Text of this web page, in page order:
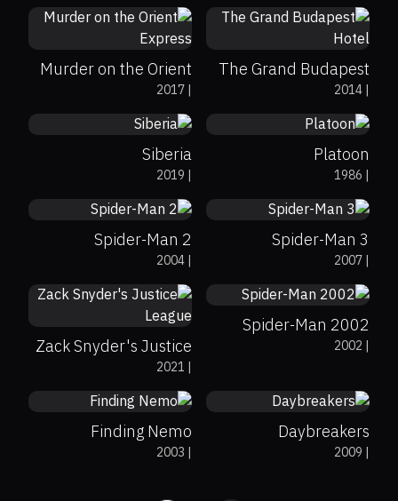
The Grand Budapest
Hotel|
2014
Murder on the Orient
Express|
2017
8.1
87%
92%
Platoon
|
1986
5.2
50%
56%
Siberia
|
2019
6.2
63%
Spider-Man 3
|
2007
7.3
93%
Spider-Man 2
|
2004
7.3
90%
73%
Spider-Man 2002
|
2002
8
Zack Snyder's Justice
League|
2021
6.4
Daybreakers
|
2009
8.1
99%
90%
Finding Nemo
|
2003